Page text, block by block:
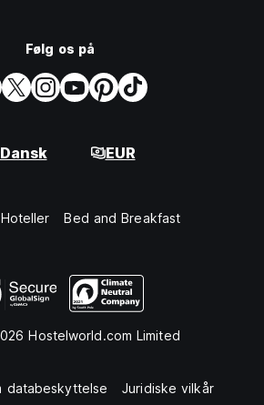
Følg os på
Dansk EUR
Hoteller Bed and Breakfast
Hostelworld.com Limited
databeskyttelse Juridiske vilkår